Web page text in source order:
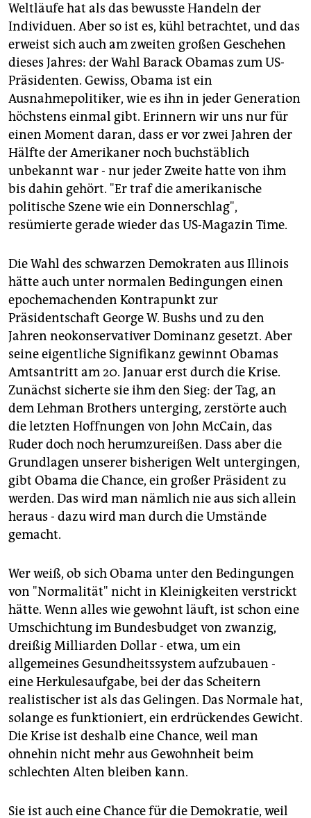
Weltläufe hat als das bewusste Handeln der
Individuen. Aber so ist es, kühl betrachtet, und das
erweist sich auch am zweiten großen Geschehen
dieses Jahres: der Wahl Barack Obamas zum US-
Präsidenten. Gewiss, Obama ist ein
Ausnahmepolitiker, wie es ihn in jeder Generation
höchstens einmal gibt. Erinnern wir uns nur für
einen Moment daran, dass er vor zwei Jahren der
Hälfte der Amerikaner noch buchstäblich
unbekannt war - nur jeder Zweite hatte von ihm
bis dahin gehört. "Er traf die amerikanische
politische Szene wie ein Donnerschlag",
resümierte gerade wieder das US-Magazin Time.
Die Wahl des schwarzen Demokraten aus Illinois
hätte auch unter normalen Bedingungen einen
epochemachenden Kontrapunkt zur
Präsidentschaft George W. Bushs und zu den
Jahren neokonservativer Dominanz gesetzt. Aber
seine eigentliche Signifikanz gewinnt Obamas
Amtsantritt am 20. Januar erst durch die Krise.
Zunächst sicherte sie ihm den Sieg: der Tag, an
dem Lehman Brothers unterging, zerstörte auch
die letzten Hoffnungen von John McCain, das
Ruder doch noch herumzureißen. Dass aber die
Grundlagen unserer bisherigen Welt untergingen,
gibt Obama die Chance, ein großer Präsident zu
werden. Das wird man nämlich nie aus sich allein
heraus - dazu wird man durch die Umstände
gemacht.
Wer weiß, ob sich Obama unter den Bedingungen
von "Normalität" nicht in Kleinigkeiten verstrickt
hätte. Wenn alles wie gewohnt läuft, ist schon eine
Umschichtung im Bundesbudget von zwanzig,
dreißig Milliarden Dollar - etwa, um ein
allgemeines Gesundheitssystem aufzubauen -
eine Herkulesaufgabe, bei der das Scheitern
realistischer ist als das Gelingen. Das Normale hat,
solange es funktioniert, ein erdrückendes Gewicht.
Die Krise ist deshalb eine Chance, weil man
ohnehin nicht mehr aus Gewohnheit beim
schlechten Alten bleiben kann.
Sie ist auch eine Chance für die Demokratie, weil